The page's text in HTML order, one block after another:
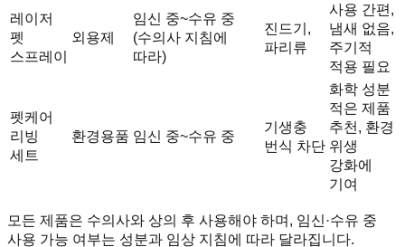
레이저
펫
스프레이
외용제
임신 중~수유 중
(수의사 지침에
따라)
진드기,
파리류
사용 간편,
냄새 없음,
주기적
적용 필요
펫케어
리빙
세트
환경용품 임신 중~수유 중
기생충
번식 차단
화학 성분
적은 제품
추천, 환경
위생
강화에
기여
모든 제품은 수의사와 상의 후 사용해야 하며, 임신·수유 중
사용 가능 여부는 성분과 임상 지침에 따라 달라집니다.